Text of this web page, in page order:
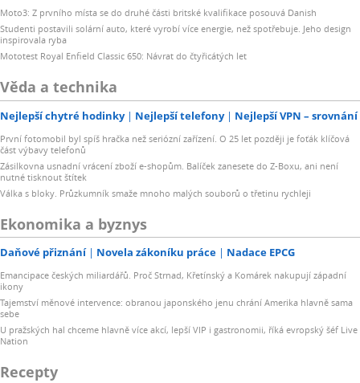
Moto3: Z prvního místa se do druhé části britské kvalifikace posouvá Danish
Studenti postavili solární auto, které vyrobí více energie, než spotřebuje. Jeho design
inspirovala ryba
Mototest Royal Enfield Classic 650: Návrat do čtyřicátých let
Věda a technika
Nejlepší chytré hodinky Nejlepší telefony Nejlepší VPN – srovnání
První fotomobil byl spíš hračka než seriózní zařízení. O 25 let později je foťák klíčová
část výbavy telefonů
Zásilkovna usnadní vrácení zboží e-shopům. Balíček zanesete do Z-Boxu, ani není
nutné tisknout štítek
Válka s bloky. Průzkumník smaže mnoho malých souborů o třetinu rychleji
Ekonomika a byznys
Daňové přiznání Novela zákoníku práce Nadace EPCG
Emancipace českých miliardářů. Proč Strnad, Křetínský a Komárek nakupují západní
ikony
Tajemství měnové intervence: obranou japonského jenu chrání Amerika hlavně sama
sebe
U pražských hal chceme hlavně více akcí, lepší VIP i gastronomii, říká evropský šéf Live
Nation
Recepty